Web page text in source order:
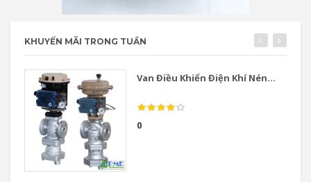
KHUYẾN MÃI TRONG TUẦN
Van Điều Khiển Điện Khí Nén...
0